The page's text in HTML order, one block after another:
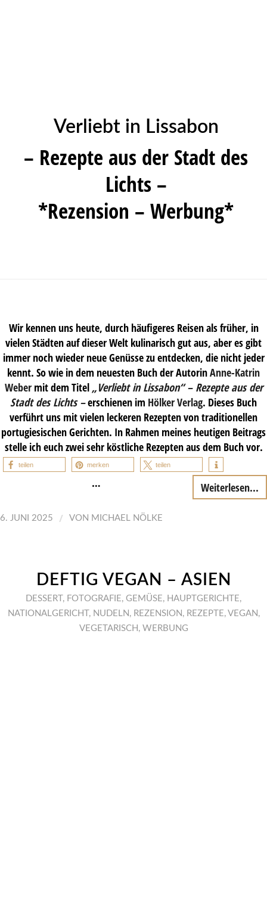
Verliebt in Lissabon
– Rezepte aus der Stadt des
Lichts –
*Rezension – Werbung*
Wir kennen uns heute, durch häufigeres Reisen als früher, in
vielen Städten auf dieser Welt kulinarisch gut aus, aber es gibt
immer noch wieder neue Genüsse zu entdecken, die nicht jeder
kennt. So wie in dem neuesten Buch der AutorinAnne-Katrin
Webermit dem Titel „Verliebt in Lissabon“ – Rezepte aus der
Stadt des Lichts –erschienen im Hölker Verlag. Dieses Buch
verführt uns mit vielen leckeren Rezepten von traditionellen
portugiesischen Gerichten. In Rahmen meines heutigen Beitrags
stelle ich euch zwei sehr köstliche Rezepten aus dem Buch vor.
teilen merken teilen
… Weiterlesen...
6. JUNI 2025 / VON MICHAEL NÖLKE
DEFTIG VEGAN – ASIEN
DESSERT , FOTOGRAFIE, GEMÜSE, HAUPTGERICHTE,
NATIONALGERICHT , NUDELN , REZENSION , REZEPTE, VEGAN ,
VEGETARISCH , WERBUNG